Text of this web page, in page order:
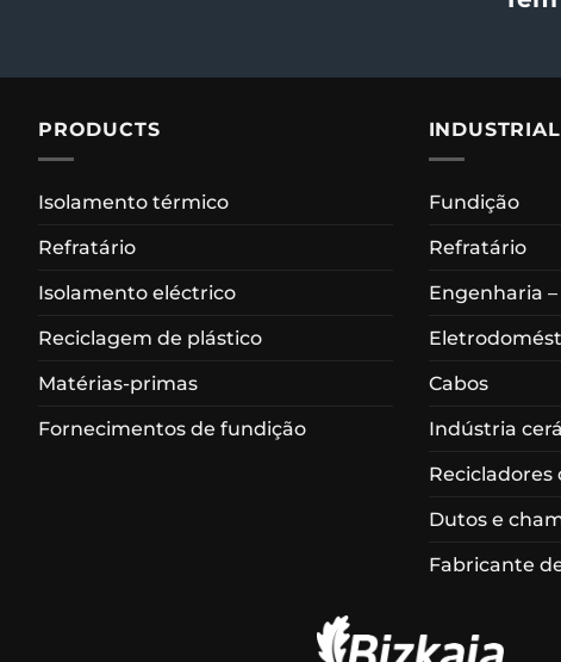
PRODUCTS
Isolamento térmico
Refratário
Isolamento eléctrico
Reciclagem de plástico
Matérias-primas
Fornecimentos de fundição
Fundição
Refratário
Engenharia
Cabos
Indústria
Recicladores
Dutos e
Fabricante